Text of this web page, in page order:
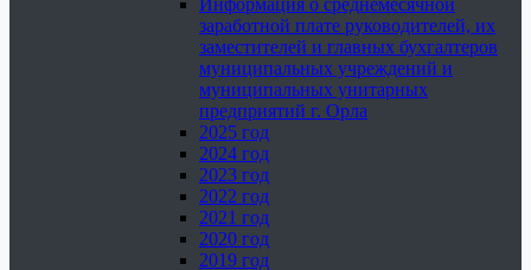
Информация о среднемесячной
заработной плате руководителей, их
заместителей и главных бухгалтеров
муниципальных учреждений и
муниципальных унитарных
предприятий г. Орла
2025 год
2024 год
2023 год
2022 год
2021 год
2020 год
2019 год